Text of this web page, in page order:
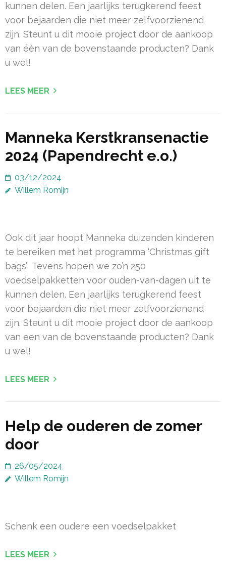
kunnen delen. Een jaarlijks terugkerend feest
voor bejaarden die niet meer zelfvoorzienend
zijn. Steunt u dit mooie project door de aankoop
van één van de bovenstaande producten? Dank
u wel!
LEES MEER
Manneka Kerstkransenactie
2024 (Papendrecht e.o.)
03/12/2024
Willem Romijn
Ook dit jaar hoopt Manneka duizenden kinderen
te bereiken met het programma ‘Christmas gift
bags’ Tevens hopen we zo’n 250
voedselpakketten voor ouden-van-dagen uit te
kunnen delen. Een jaarlijks terugkerend feest
voor bejaarden die niet meer zelfvoorzienend
zijn. Steunt u dit mooie project door de aankoop
van een van de bovenstaande producten? Dank
u wel!
LEES MEER
Help de ouderen de zomer
door
26/05/2024
Willem Romijn
Schenk een oudere een voedselpakket
LEES MEER